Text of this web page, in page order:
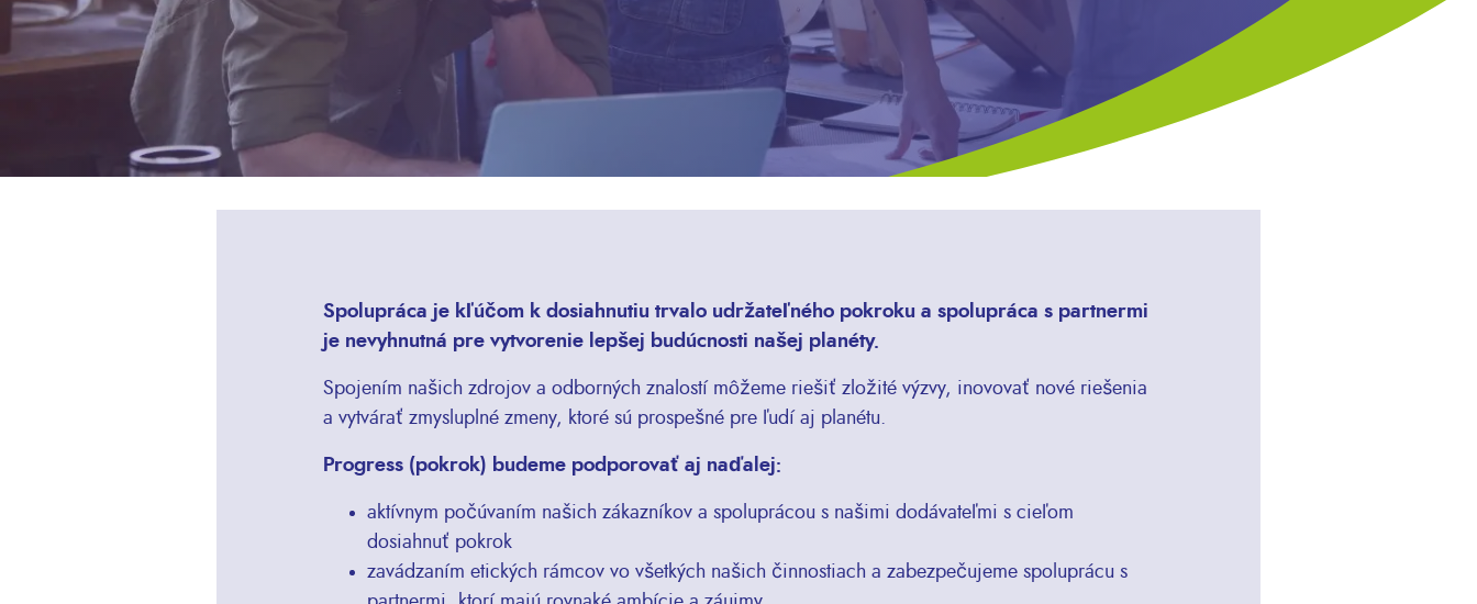
Spolupráca je kľúčom k dosiahnutiu trvalo udržateľného pokroku a spolupráca s partnermi
je nevyhnutná pre vytvorenie lepšej budúcnosti našej planéty.
Spojením našich zdrojov a odborných znalostí môžeme riešiť zložité výzvy, inovovať nové riešenia
a vytvárať zmysluplné zmeny, ktoré sú prospešné pre ľudí aj planétu.
Progress (pokrok) budeme podporovať aj naďalej:
aktívnym počúvaním našich zákazníkov a spoluprácou s našimi dodávateľmi s cieľom
dosiahnuť pokrok
zavádzaním etických rámcov vo všetkých našich činnostiach a zabezpečujeme spoluprácu s